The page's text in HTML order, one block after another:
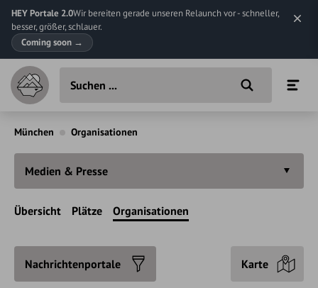
HEY Portale 2.0Wir bereiten gerade unseren Relaunch vor - schneller,
besser, größer, schlauer.
Coming soon →
München Organisationen
Medien & Presse
Übersicht Plätze Organisationen
Nachrichtenportale Karte